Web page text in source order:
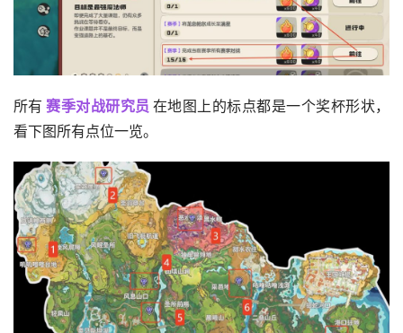
所有 赛季对战研究员 在地图上的标点都是一个奖杯形状，
看下图所有点位一览。